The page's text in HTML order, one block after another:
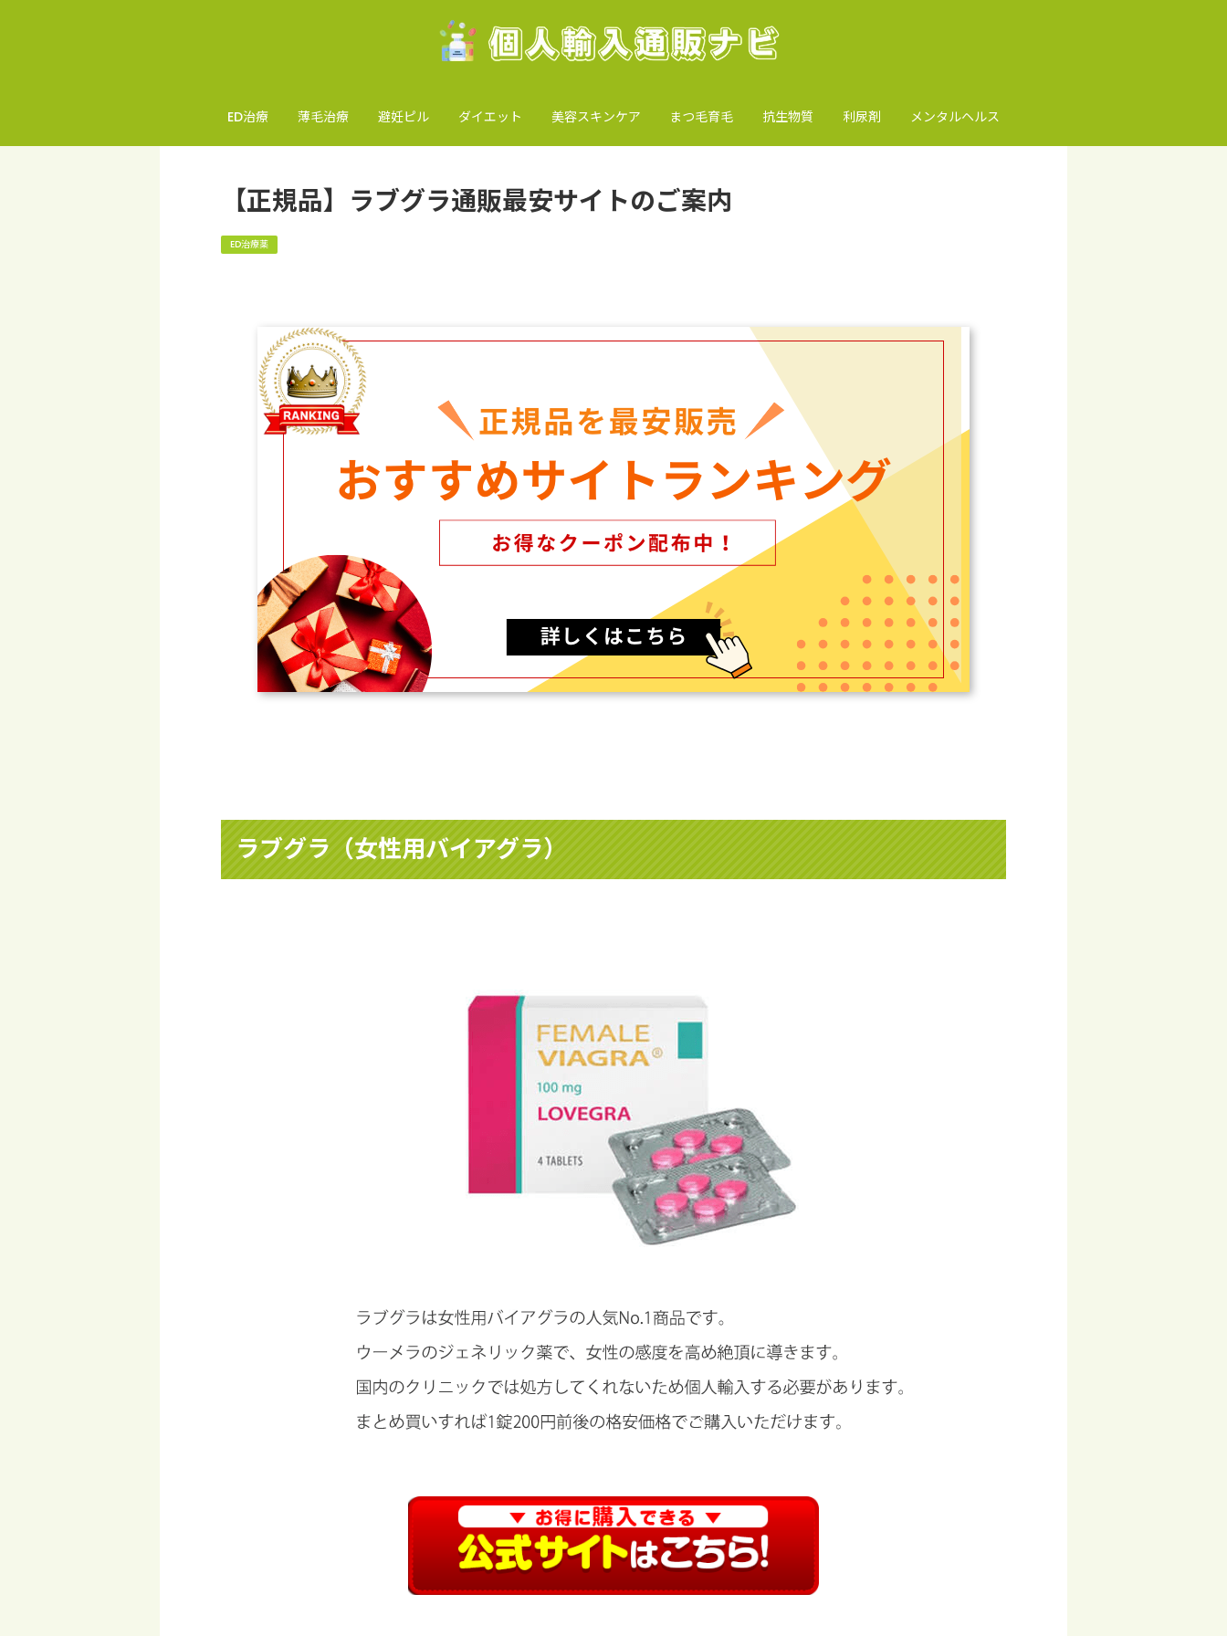
ED治療 薄毛治療 避妊ピル ダイエット 美容スキンケア まつ毛育毛 抗生物質 利尿剤 メンタルヘルス
【正規品】ラブグラ通販最安サイトのご案内
ED治療薬
ラブグラ（女性用バイアグラ）